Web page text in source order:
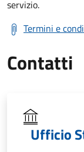
servizio.
Termini e
Contatti
Ufficio